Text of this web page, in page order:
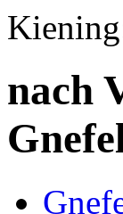
nach